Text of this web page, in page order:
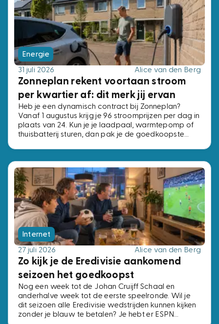
Energie
31 juli 2026
Alice van den Berg
Zonneplan rekent voortaan stroom
per kwartier af: dit merk jij ervan
Heb je een dynamisch contract bij Zonneplan?
Vanaf 1 augustus krijg je 96 stroomprijzen per dag in
plaats van 24. Kun je je laadpaal, warmtepomp of
thuisbatterij sturen, dan pak je de goedkoopste
Internet
27 juli 2026
Alice van den Berg
Zo kijk je de Eredivisie aankomend
seizoen het goedkoopst
Nog een week tot de Johan Cruijff Schaal en
anderhalve week tot de eerste speelronde. Wil je
dit seizoen alle Eredivisie wedstrijden kunnen kijken
zonder je blauw te betalen? Je hebt er ESPN